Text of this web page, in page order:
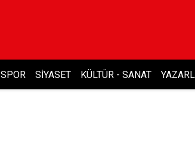
SPOR SIYASET KÜLTÜR - SANAT